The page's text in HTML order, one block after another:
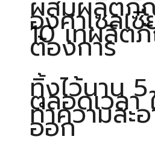
องศาเซลเ
10 เทผลิต
ต้องการ
ทิ้งไว้นาน
ตลอดเวล
ทำความสะ
ออก